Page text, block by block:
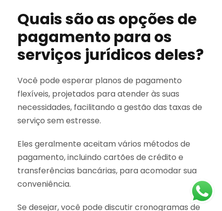
Quais são as opções de
pagamento para os
serviços jurídicos deles?
Você pode esperar planos de pagamento
flexíveis, projetados para atender às suas
necessidades, facilitando a gestão das taxas de
serviço sem estresse.
Eles geralmente aceitam vários métodos de
pagamento, incluindo cartões de crédito e
transferências bancárias, para acomodar sua
conveniência.
Se desejar, você pode discutir cronogramas de